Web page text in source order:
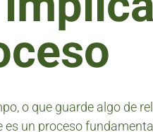
o que guarde algo de
es un proceso